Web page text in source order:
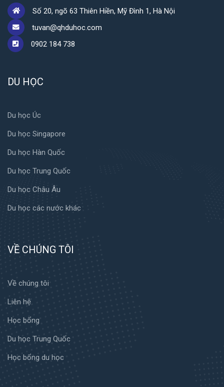
Số 20, ngõ 63 Thiên Hiền, Mỹ Đình 1, Hà Nội
tuvan@qhduhoc.com
0902 184 738
DU HỌC
Du học Úc
Du học Singapore
Du học Hàn Quốc
Du học Trung Quốc
Du học Châu Âu
Du học các nước khác
VỀ CHÚNG TÔI
Về chúng tôi
Liên hệ
Học bổng
Du học Trung Quốc
Học bổng du học